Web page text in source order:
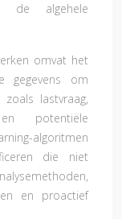
de algehele
omvat het
gegevens om
lastvraag,
en potentiële
algoritmen
die niet
en proactief